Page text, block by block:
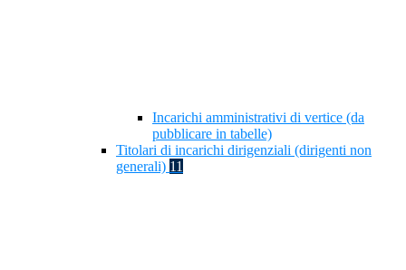
Incarichi amministrativi di vertice (da
pubblicare in tabelle)
Titolari di incarichi dirigenziali (dirigenti non
generali) 11